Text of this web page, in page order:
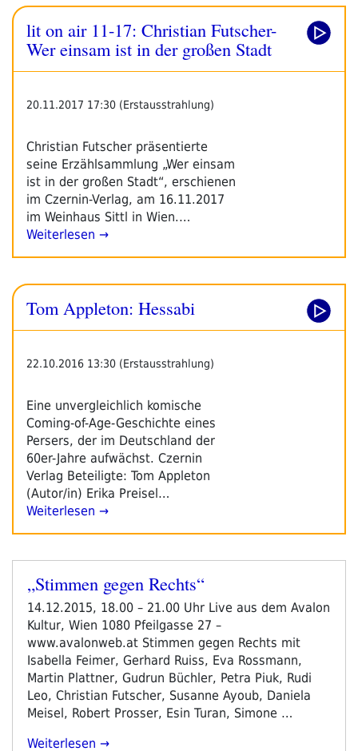
Einsam
Ist
In
Stadt“
lit on air 11-17: Christian Futscher-
Wer einsam ist in der großen Stadt
20.11.2017 17:30 (Erstausstrahlung)
Christian Futscher präsentierte
seine Erzählsammlung „Wer einsam
ist in der großen Stadt“, erschienen
im Czernin-Verlag, am 16.11.2017
im Weinhaus Sittl in Wien.…
Weiterlesen →
Tom Appleton: Hessabi
22.10.2016 13:30 (Erstausstrahlung)
Eine unvergleichlich komische
Coming-of-Age-Geschichte eines
Persers, der im Deutschland der
60er-Jahre aufwächst. Czernin
Verlag Beteiligte: Tom Appleton
(Autor/in) Erika Preisel…
Weiterlesen →
Veröffentlicht
„Stimmen gegen Rechts“
14.12.2015, 18.00 – 21.00 Uhr Live aus dem Avalon
Kultur, Wien 1080 Pfeilgasse 27 –
www.avalonweb.at Stimmen gegen Rechts mit
Isabella Feimer, Gerhard Ruiss, Eva Rossmann,
Martin Plattner, Gudrun Büchler, Petra Piuk, Rudi
Leo, Christian Futscher, Susanne Ayoub, Daniela
Meisel, Robert Prosser, Esin Turan, Simone …
„„Stimmen
Weiterlesen